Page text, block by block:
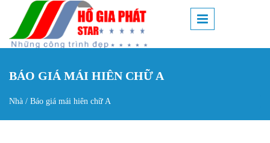
Nhảy đến nội dung
BÁO GIÁ MÁI HIÊN CHỮ A
Nhà / Báo giá mái hiên chữ A